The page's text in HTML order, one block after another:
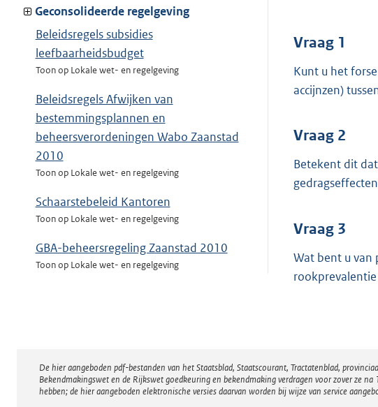
van:
Geconsolideerde regelgeving
Beleidsregels subsidies
leefbaarheidsbudget
Toon op Lokale wet- en regelgeving
Beleidsregels Afwijken van
bestemmingsplannen en
beheersverordeningen Wabo Zaanstad
2010
Toon op Lokale wet- en regelgeving
Schaarstebeleid Kantoren
Toon op Lokale wet- en regelgeving
GBA-beheersregeling Zaanstad 2010
Toon op Lokale wet- en regelgeving
Toon op Lokale wet- en regelgeving
Toeslagenverordening Wet investeren in
Vraag 1
Kunt u het
accijnzen)
Vraag 2
Betekent dit
Vraag 3
Wat bent u van
Disclaimer
De hier aangeboden pdf-bestanden van het Staatsblad, Staatscourant, Tractatenblad,
Bekendmakingswet en de Rijkswet goedkeuring en bekendmaking verdragen voor zover ze
hebben; de hier aangeboden elektronische versies daarvan worden bij wijze van service